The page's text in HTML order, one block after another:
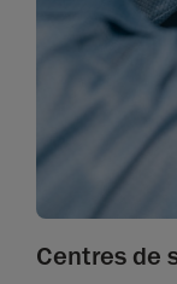
Centres de